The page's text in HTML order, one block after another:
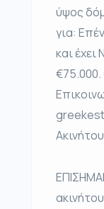
ύψος
για:
και